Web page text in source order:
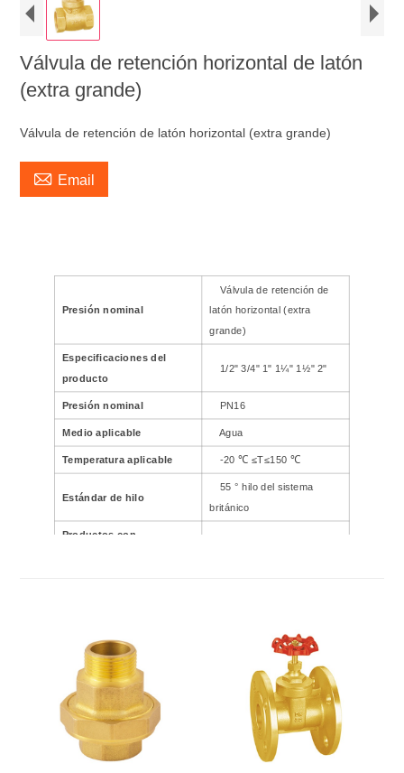
Válvula de retención horizontal de latón
(extra grande)
Válvula de retención de latón horizontal (extra grande)
 Email
Presión nominal
Válvula de retención de
latón horizontal (extra
grande)
Especificaciones del
producto
1/2" 3/4" 1" 1¼" 1½" 2"
Presión nominal PN16
Medio aplicable Agua
Temperatura aplicable -20 ℃ ≤T≤150 ℃
Estándar de hilo
55 ° hilo del sistema
británico
Productos con